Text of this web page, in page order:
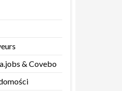
& Covebo